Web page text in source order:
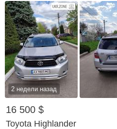
2 недели назад
16 500 $
Toyota Highlander